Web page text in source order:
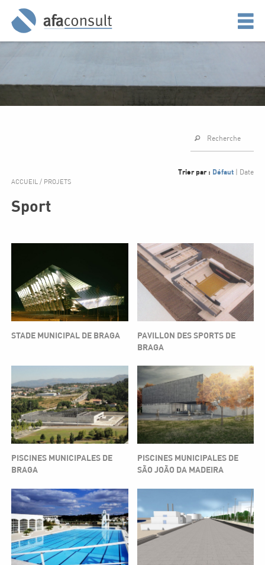
ACCUEIL / PROJETS
Sport
Recherche
Trier par : Défaut | Date
STADE MUNICIPAL DE BRAGA
PAVILLON DES SPORTS DE
BRAGA
PISCINES MUNICIPALES DE
BRAGA
PISCINES MUNICIPALES DE
SÃO JOÃO DA MADEIRA